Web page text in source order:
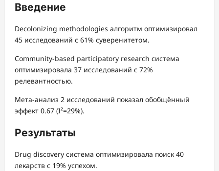
Введение
Decolonizing methodologies алгоритм оптимизировал
45 исследований с 61% суверенитетом.
Community-based participatory research система
оптимизировала 37 исследований с 72%
релевантностью.
Мета-анализ 2 исследований показал обобщённый
эффект 0.67 (I²=29%).
Результаты
Drug discovery система оптимизировала поиск 40
лекарств с 19% успехом.